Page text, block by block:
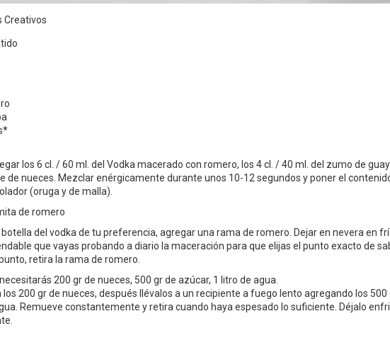
Creativos
los 6 cl. / 60 ml. del Vodka macerado con romero, los 4 cl. / 40 ml. del zumo de
de nueces. Mezclar enérgicamente durante unos 10-12 segundos y poner el
(oruga y de malla).
de romero
botella del vodka de tu preferencia, agregar una rama de romero. Dejar en nevera en
que vayas probando a diario la maceración para que elijas el punto exacto de
retira la rama de romero.
necesitarás 200 gr de nueces, 500 gr de azúcar, 1 litro de agua.
200 gr de nueces, después llévalos a un recipiente a fuego lento agregando los 500
Remueve constantemente y retira cuando haya espesado lo suficiente. Déjalo